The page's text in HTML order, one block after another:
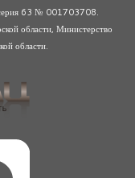
серия 63 № 001703708.
области, Министерство
области.